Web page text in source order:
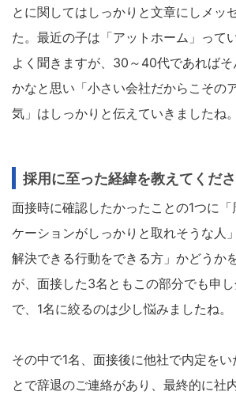
とに関してはしっかりと文章にしメッ
た。最近の子は「アットホーム」って
よく聞きますが、30～40代であれば
かなと思い「小さい会社だからこその
気」はしっかりと伝えていきましたね。
採用に至った経緯を教えてくだ
面接時に確認したかったことの1つに
ケーションがしっかりと取れそうな人
解決できる行動をできる方」かどうか
が、面接した3名ともこの部分でも申
で、1名に絞るのは少し悩みましたね。
その中で1名、面接後に他社で内定をい
とで辞退のご連絡があり、最終的に社